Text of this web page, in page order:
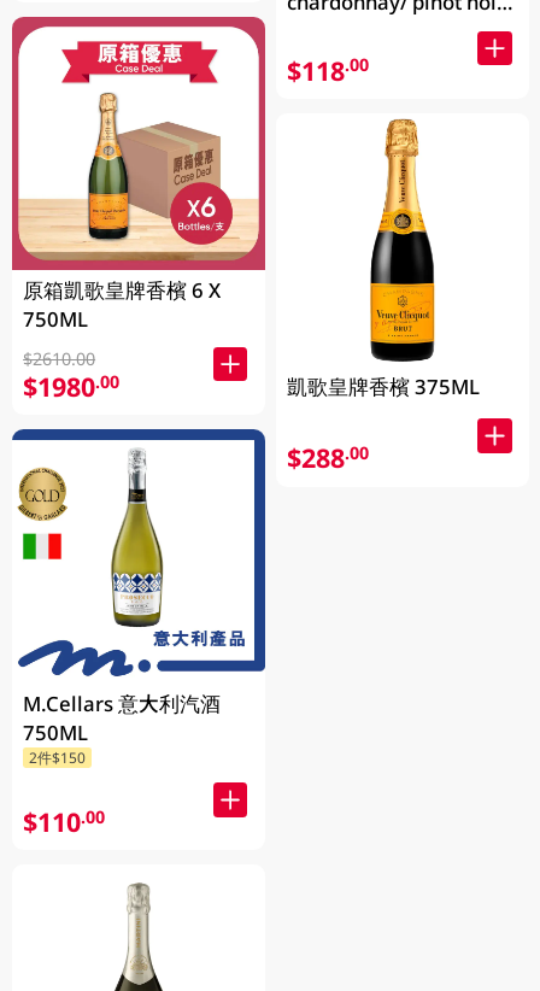
原箱凱歌皇牌香檳 6 X
750ML
$2610.00
$1980.00
M.Cellars 意大利汽酒
750ML
2件$150
$110.00
$118.00
凱歌皇牌香檳 375ML
$288.00